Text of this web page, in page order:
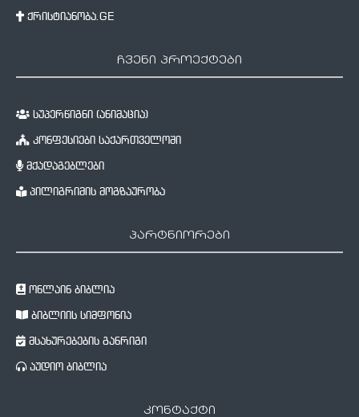
ქრისტიანობა.GE
ჩვენი პროექტები
სუპერწიგნი (ანიმაცია)
კონფესიები საქართველოში
მქადაგებლები
პილიგრიმის მოგზაურობა
პარტნიორები
ონლაინ ბიბლია
ბიბლიის სიმფონია
მსახურებების განრიგი
აუდიო ბიბლია
კონტაქტი